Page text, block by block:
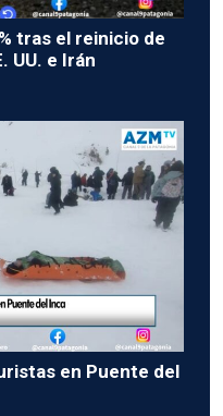
tras el reinicio de
UU. e Irán
en Puente del